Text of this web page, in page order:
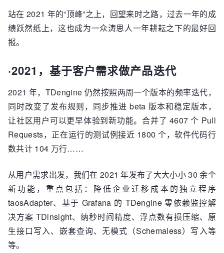
站在 2021 年的“顶峰”之上，回望来时之路，过去一年的成
绩跃然纸上，这也成为一众涛思人一年耕耘之下的最好回
报。
·2021，基于客户需求做产品迭代
2021 年，TDengine 仍然按照两周一个版本的频率迭代，
同时改变了发布规则，同步推进 beta 版本和稳定版本，
让社区用户可以更早体验到新功能。合并了 4607 个 Pull
Requests，正在运行的测试例接近 1800 个，软件代码行
数共计 104 万行……
从用户需求出发，我们在 2021 年发布了大大小小 30 余个
新功能，重点包括：降低企业迁移成本的独立程序
taosAdapter、基于 Grafana 的 TDengine 零依赖监控解
决方案 TDinsight、纳秒时间精度、浮点数有损压缩、原
生接口写入、嵌套查询、无模式（Schemaless）写入等
等。